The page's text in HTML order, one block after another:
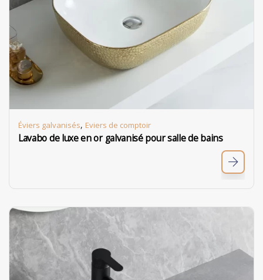
Éviers galvanisés, Eviers de comptoir
Lavabo de luxe en or galvanisé pour salle de bains